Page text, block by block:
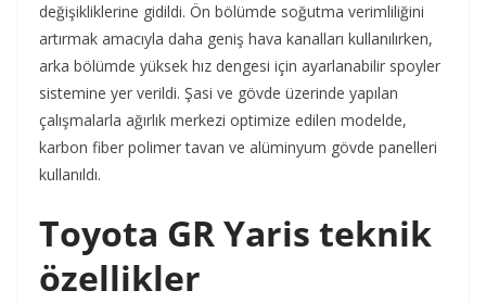
değişikliklerine gidildi. Ön bölümde soğutma verimliliğini
artırmak amacıyla daha geniş hava kanalları kullanılırken,
arka bölümde yüksek hız dengesi için ayarlanabilir spoyler
sistemine yer verildi. Şasi ve gövde üzerinde yapılan
çalışmalarla ağırlık merkezi optimize edilen modelde,
karbon fiber polimer tavan ve alüminyum gövde panelleri
kullanıldı.
Toyota GR Yaris teknik
özellikler